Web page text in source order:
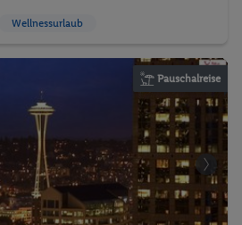
Wellnessurlaub
Pauschalreise